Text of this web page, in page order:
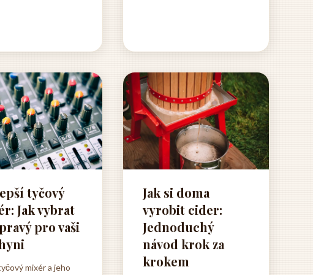
pěstovali ve
dnešní uspěchané době,
vystaveni pokušení...
tyčový
Jak vybrat
pro vaši
mixér a jeho
Jak si doma
vyrobit cider:
Jednoduchý
návod krok za
krokem